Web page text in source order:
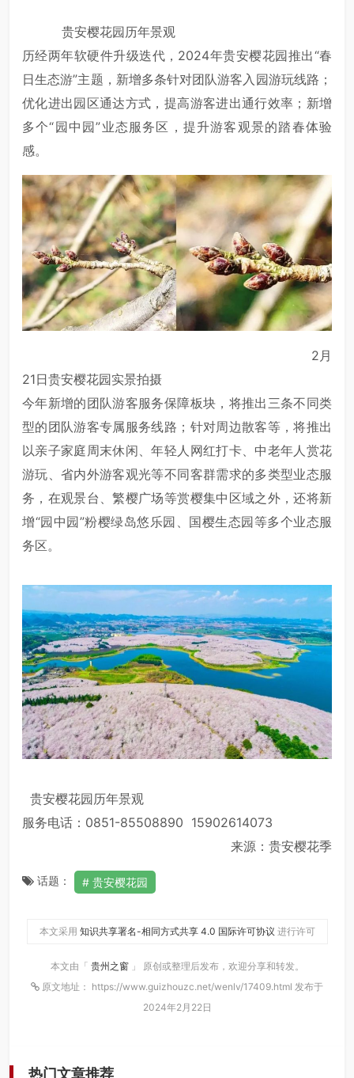
贵安樱花园历年景观
历经两年软硬件升级迭代，2024年贵安樱花园推出“春
日生态游”主题，新增多条针对团队游客入园游玩线路；
优化进出园区通达方式，提高游客进出通行效率；新增
多个“园中园”业态服务区，提升游客观景的踏春体验
感。
2月
21日贵安樱花园实景拍摄
今年新增的团队游客服务保障板块，将推出三条不同类
型的团队游客专属服务线路；针对周边散客等，将推出
以亲子家庭周末休闲、年轻人网红打卡、中老年人赏花
游玩、省内外游客观光等不同客群需求的多类型业态服
务，在观景台、繁樱广场等赏樱集中区域之外，还将新
增“园中园”粉樱绿岛悠乐园、国樱生态园等多个业态服
务区。
贵安樱花园历年景观
服务电话：0851-85508890 15902614073
来源：贵安樱花季
话题： 贵安樱花园
本文采用 知识共享署名-相同方式共享 4.0 国际许可协议 进行许可
本文由「 贵州之窗 」 原创或整理后发布，欢迎分享和转发。
原文地址： https://www.guizhouzc.net/wenlv/17409.html 发布于
2024年2月22日
热门文章推荐